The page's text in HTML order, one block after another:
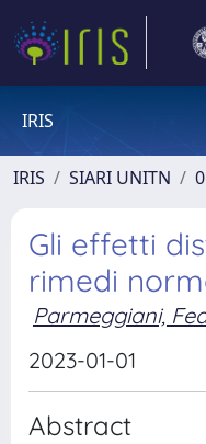
IRIS
IRIS SIARI UNITN
Gli effetti
rimedi
Parmeggiani,
2023-01-01
Abstract